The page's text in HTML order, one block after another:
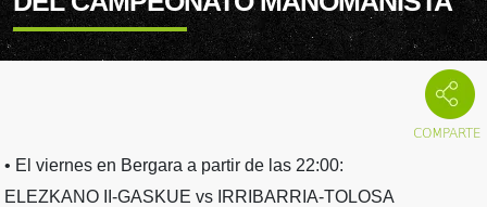
• El viernes en Bergara a partir de las 22:00:
ELEZKANO II-GASKUE vs IRRIBARRIA-TOLOSA